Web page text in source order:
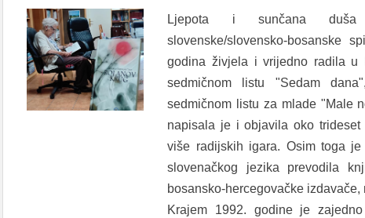
Ljepota i sunčana duša
slovenske/slovensko-bosanske
godina živjela i vrijedno radila u
sedmičnom listu "Sedam
sedmičnom listu za mlade "Male
napisala je i objavila oko
više radijskih igara. Osim toga
slovenačkog jezika prevodila
bosansko-hercegovačke
Krajem 1992. godine je